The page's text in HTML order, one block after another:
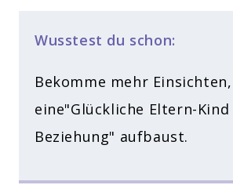
Wusstest du schon:
Bekomme mehr
eine"Glückliche Eltern-Kind
Beziehung" aufbaust.